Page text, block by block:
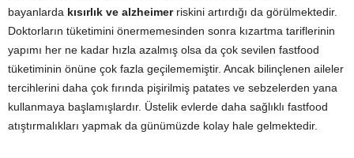
bayanlarda kısırlık ve alzheimerriskini artırdığı da görülmektedir.
Doktorların tüketimini önermemesinden sonra kızartma tariflerinin
yapımı her ne kadar hızla azalmış olsa da çok sevilen fastfood
tüketiminin önüne çok fazla geçilememiştir. Ancak bilinçlenen aileler
tercihlerini daha çok fırında pişirilmiş patates ve sebzelerden yana
kullanmaya başlamışlardır. Üstelik evlerde daha sağlıklı fastfood
atıştırmalıkları yapmak da günümüzde kolay hale gelmektedir.